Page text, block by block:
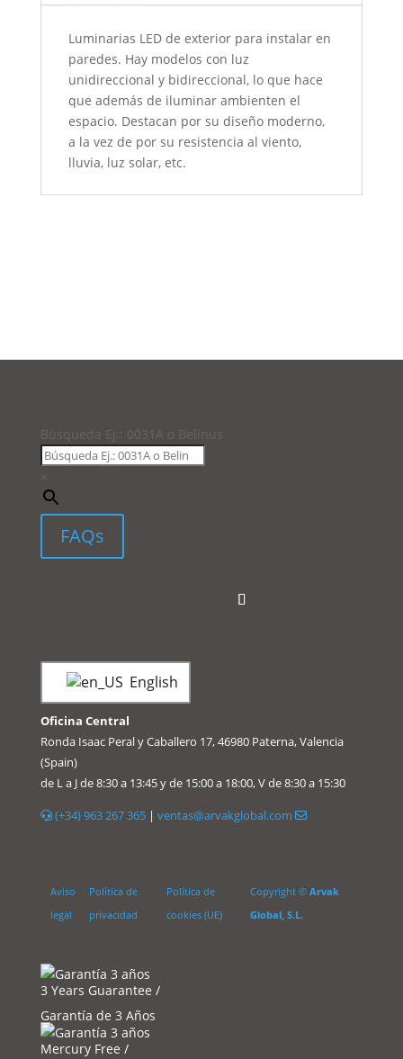
Luminarias LED de exterior para instalar en
paredes. Hay modelos con luz
unidireccional y bidireccional, lo que hace
que además de iluminar ambienten el
espacio. Destacan por su diseño moderno,
a la vez de por su resistencia al viento,
lluvia, luz solar, etc.
Búsqueda Ej.: 0031A o Belinus
×
FAQs
English
Oficina Central
Ronda Isaac Peral y Caballero 17, 46980 Paterna, Valencia
(Spain)
de L a J de 8:30 a 13:45 y de 15:00 a 18:00, V de 8:30 a 15:30
(+34) 963 267 365| ventas@arvakglobal.com
Aviso
legal
Política de
privacidad
Política de
cookies (UE)
Copyright © Arvak
Global, S.L.
3 Years Guarantee /
Garantía de 3 Años
Mercury Free /